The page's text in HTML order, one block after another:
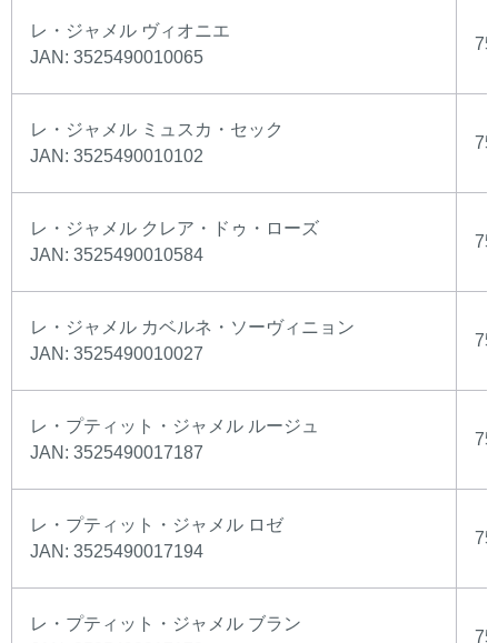
レ・ジャメル ヴィオニエ
JAN: 3525490010065
レ・ジャメル ミュスカ・セック
JAN: 3525490010102
レ・ジャメル クレア・ドゥ・ローズ
JAN: 3525490010584
レ・ジャメル カベルネ・ソーヴィニョン
JAN: 3525490010027
レ・プティット・ジャメル ルージュ
JAN: 3525490017187
レ・プティット・ジャメル ロゼ
JAN: 3525490017194
レ・プティット・ジャメル ブラン